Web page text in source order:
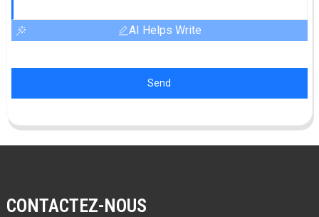
AI Helps Write
Send
CONTACTEZ-NOUS